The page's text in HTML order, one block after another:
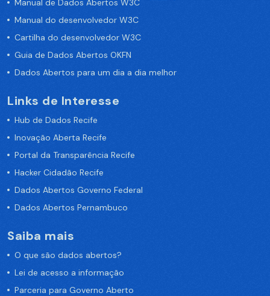
Manual de Dados Abertos W3C
Manual do desenvolvedor W3C
Cartilha do desenvolvedor W3C
Guia de Dados Abertos OKFN
Dados Abertos para um dia a dia melhor
Links de Interesse
Hub de Dados Recife
Inovação Aberta Recife
Portal da Transparência Recife
Hacker Cidadão Recife
Dados Abertos Governo Federal
Dados Abertos Pernambuco
Saiba mais
O que são dados abertos?
Lei de acesso a informação
Parceria para Governo Aberto